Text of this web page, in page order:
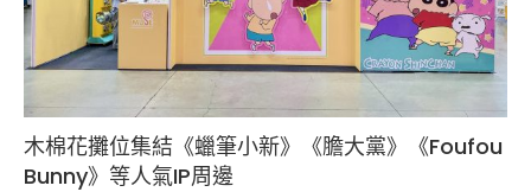
木棉花攤位集結《蠟筆小新》《膽大黨》《Foufou
Bunny》等人氣IP周邊